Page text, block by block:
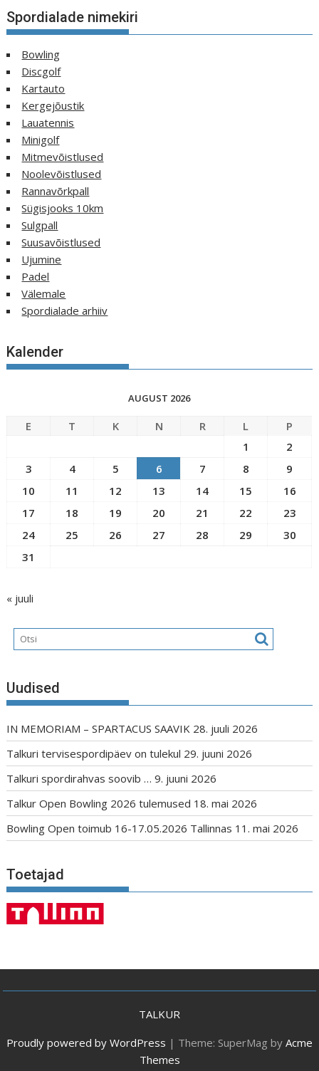
Spordialade nimekiri
Bowling
Discgolf
Kartauto
Kergejõustik
Lauatennis
Minigolf
Mitmevõistlused
Noolevõistlused
Rannavõrkpall
Sügisjooks 10km
Sulgpall
Suusavõistlused
Ujumine
Padel
Välemale
Spordialade arhiiv
Kalender
AUGUST 2026
E T K N R L
P
1
2
3
4 5 6 7 8
9
10
11 12 13 14 15
16
17
18 19 20 21 22
23
24
25 26 27 28 29
30
31
« juuli
Uudised
IN MEMORIAM – SPARTACUS SAAVIK 28. juuli 2026
Talkuri tervisespordipäev on tulekul 29. juuni 2026
Talkuri spordirahvas soovib … 9. juuni 2026
Talkur Open Bowling 2026 tulemused 18. mai 2026
Bowling Open toimub 16-17.05.2026 Tallinnas 11. mai 2026
Toetajad
TALKUR
Proudly powered by WordPress | Theme: SuperMag by Acme
Themes